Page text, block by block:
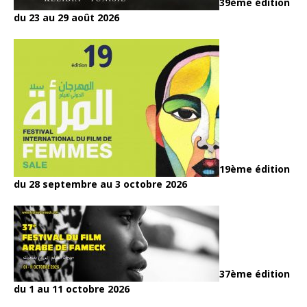
du 23 au 29 août 2026
19ème édition
du 28 septembre au 3 octobre 2026
37ème édition
du 1 au 11 octobre 2026